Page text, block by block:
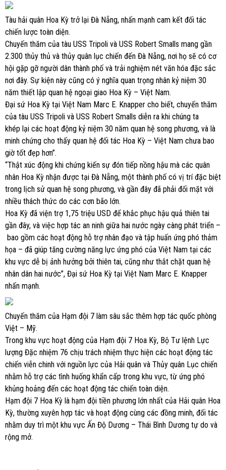
Tàu hải quân Hoa Kỳ trở lại Đà Nẵng, nhấn mạnh cam kết đối tác
chiến lược toàn diện.
Chuyến thăm của tàu USS Tripoli và USS Robert Smalls mang gần
2.300 thủy thủ và thủy quân lục chiến đến Đà Nẵng, nơi họ sẽ có cơ
hội gặp gỡ người dân thành phố và trải nghiệm nét văn hóa đặc sắc
nơi đây. Sự kiện này cũng có ý nghĩa quan trọng nhân kỷ niệm 30
năm thiết lập quan hệ ngoại giao Hoa Kỳ – Việt Nam.
Đại sứ Hoa Kỳ tại Việt Nam Marc E. Knapper cho biết, chuyến thăm
của tàu USS Tripoli và USS Robert Smalls diễn ra khi chúng ta
khép lại các hoạt động kỷ niệm 30 năm quan hệ song phương, và là
minh chứng cho thấy quan hệ đối tác Hoa Kỳ – Việt Nam chưa bao
giờ tốt đẹp hơn”.
“Thật xúc động khi chứng kiến sự đón tiếp nồng hậu mà các quân
nhân Hoa Kỳ nhận được tại Đà Nẵng, một thành phố có vị trí đặc biệt
trong lịch sử quan hệ song phương, và gần đây đã phải đối mặt với
nhiều thách thức do các cơn bão lớn.
Hoa Kỳ đã viện trợ 1,75 triệu USD để khắc phục hậu quả thiên tai
gần đây, và việc hợp tác an ninh giữa hai nước ngày càng phát triển –
bao gồm các hoạt động hỗ trợ nhân đạo và tập huấn ứng phó thảm
họa – đã giúp tăng cường năng lực ứng phó của Việt Nam tại các
khu vực dễ bị ảnh hưởng bởi thiên tai, cũng như thắt chặt quan hệ
nhân dân hai nước”, Đại sứ Hoa Kỳ tại Việt Nam Marc E. Knapper
nhấn mạnh.
Chuyến thăm của Hạm đội 7 làm sâu sắc thêm hợp tác quốc phòng
Việt – Mỹ.
Trong khu vực hoạt động của Hạm đội 7 Hoa Kỳ, Bộ Tư lệnh Lực
lượng Đặc nhiệm 76 chịu trách nhiệm thực hiện các hoạt động tác
chiến viễn chinh với nguồn lực của Hải quân và Thủy quân Lục chiến
nhằm hỗ trợ các tình huống khẩn cấp trong khu vực, từ ứng phó
khủng hoảng đến các hoạt động tác chiến toàn diện.
Hạm đội 7 Hoa Kỳ là hạm đội tiền phương lớn nhất của Hải quân Hoa
Kỳ, thường xuyên hợp tác và hoạt động cùng các đồng minh, đối tác
nhằm duy trì một khu vực Ấn Độ Dương – Thái Bình Dương tự do và
rộng mở.